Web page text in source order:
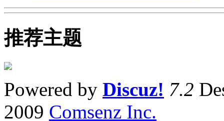
推荐主题
Powered by Discuz! 7.2
2009 Comsenz Inc.